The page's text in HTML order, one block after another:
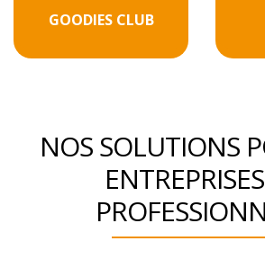
GOODIES CLUB
NOS SOLUTIONS